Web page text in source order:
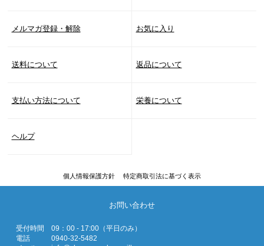
メルマガ登録・解除 お気に入り
送料について 返品について
支払い方法について 栄養について
ヘルプ
個人情報保護方針 特定商取引法に基づく表示
お問い合わせ
受付時間
09：00 - 17:00（平日のみ）
電話
0940-32-5482